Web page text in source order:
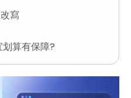
寫
算有保障?